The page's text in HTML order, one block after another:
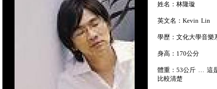
姓名：林隆璇
英文名：Kevin Lin
學歷：文化大學音樂
身高：170公分
體重：53公斤 … 這
比較清楚